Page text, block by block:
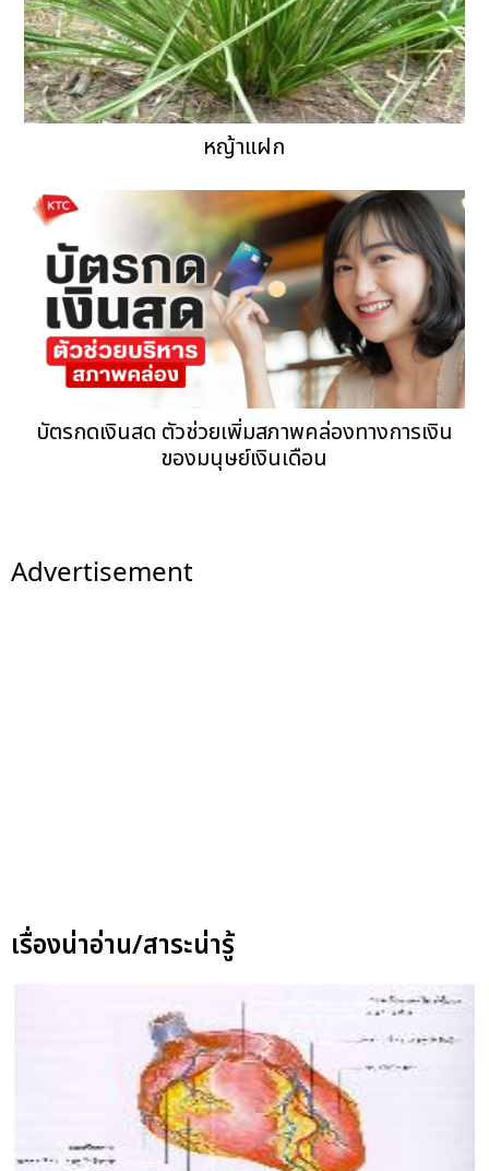
หญ้าแฝก
บัตรกดเงินสด ตัวช่วยเพิ่มสภาพคล่องทางการเงิน
ของมนุษย์เงินเดือน
Advertisement
เรื่องน่าอ่าน/สาระน่ารู้